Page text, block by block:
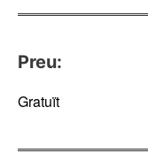
Preu:
Gratuït